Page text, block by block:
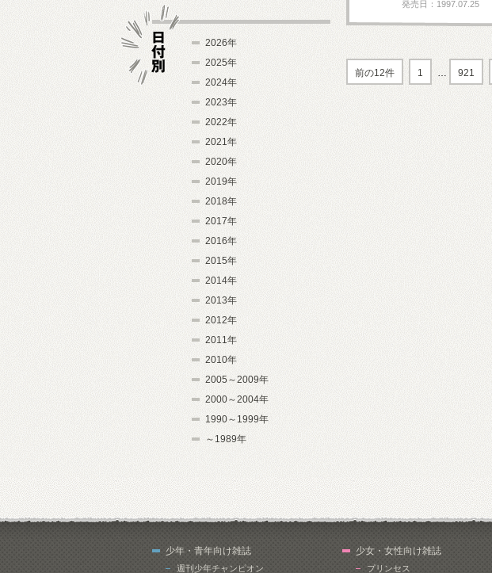
発売日：1997.07.25
前の12件 1 … 921
2026年
2025年
2024年
2023年
2022年
2021年
2020年
2019年
2018年
2017年
2016年
2015年
2014年
2013年
2012年
2011年
2010年
2005～2009年
2000～2004年
1990～1999年
～1989年
少年・青年向け雑誌
週刊少年チャンピオン
少女・女性向け雑誌
プリンセス